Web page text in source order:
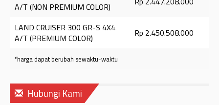
A/T (NON PREMIUM COLOR)
LAND CRUISER 300 GR-S 4X4
A/T (PREMIUM COLOR) Rp 2.450.508.000
*harga dapat berubah sewaktu-waktu
Hubungi Kami